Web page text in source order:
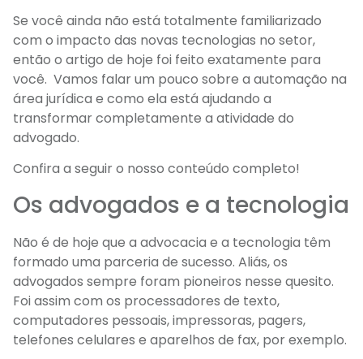
Se você ainda não está totalmente familiarizado
com o impacto das novas tecnologias no setor,
então o artigo de hoje foi feito exatamente para
você. Vamos falar um pouco sobre a automação na
área jurídica e como ela está ajudando a
transformar completamente a atividade do
advogado.
Confira a seguir o nosso conteúdo completo!
Os advogados e a tecnologia
Não é de hoje que a advocacia e a tecnologia têm
formado uma parceria de sucesso. Aliás, os
advogados sempre foram pioneiros nesse quesito.
Foi assim com os processadores de texto,
computadores pessoais, impressoras, pagers,
telefones celulares e aparelhos de fax, por exemplo.